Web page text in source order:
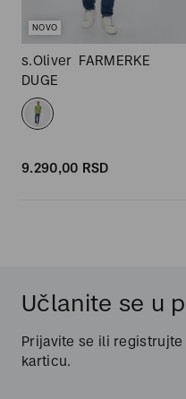
NOVO
s.Oliver FARMERKE
DUGE
9.290,00 RSD
Učlanite se u
Prijavite se ili registrujte
karticu.